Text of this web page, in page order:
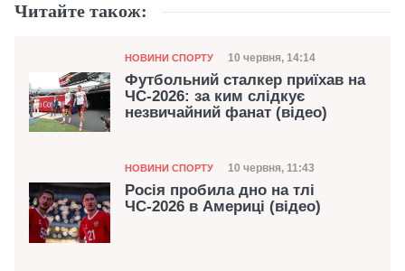
Читайте також:
Категорія
НОВИНИ СПОРТУ Дата публікації
10 червня, 14:14
Футбольний сталкер приїхав на
ЧС-2026: за ким слідкує
незвичайний фанат (відео)
Категорія
НОВИНИ СПОРТУ Дата публікації
10 червня, 11:43
Росія пробила дно на тлі
ЧС-2026 в Америці (відео)